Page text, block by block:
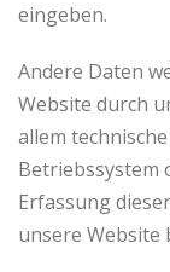
eingeben.
Andere Daten
Website durch
allem
Betriebssystem
Erfassung
unsere Website